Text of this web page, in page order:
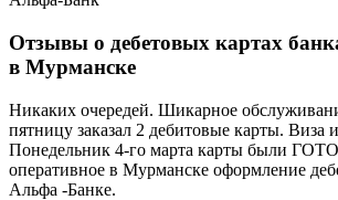
Отзывы о дебетовых картах
в Мурманске
Никаких очередей. Шикарное
пятницу заказал 2 дебитовые карты. Виза
Понедельник 4-го марта карты были
оперативное в Мурманске оформление
Альфа -Банке.